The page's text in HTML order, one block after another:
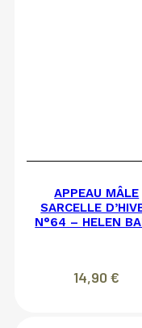
APPEAU MÂLE
SARCELLE
N°64 – HELEN
14,90€